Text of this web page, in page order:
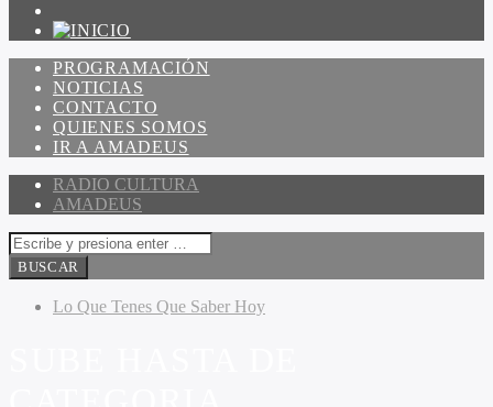
PROGRAMACIÓN
NOTICIAS
CONTACTO
QUIENES SOMOS
IR A AMADEUS
RADIO CULTURA
AMADEUS
Lo Que Tenes Que Saber Hoy